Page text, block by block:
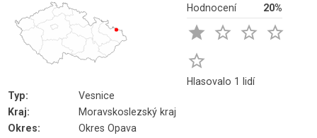
Hodnocení 20%
   

Hlasovalo 1 lidí
Typ:
Vesnice
Kraj:
Moravskoslezský kraj
Okres:
Okres Opava